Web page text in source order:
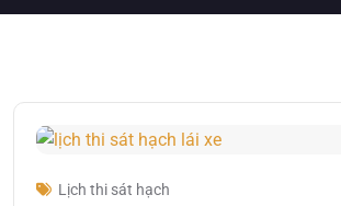
Lịch thi sát hạch